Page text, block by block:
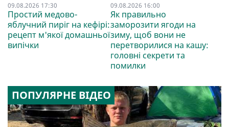
09.08.2026 17:30
Простий медово-
яблучний пиріг на кефірі:
рецепт м'якої домашньої
випічки
09.08.2026 16:00
Як правильно
заморозити ягоди на
зиму, щоб вони не
перетворилися на кашу:
головні секрети та
помилки
ПОПУЛЯРНЕ ВІДЕО